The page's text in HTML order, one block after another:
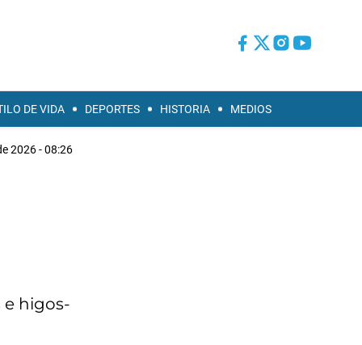
DE VIDA DEPORTES HISTORIA MEDIOS
2026 - 08:26
e higos-